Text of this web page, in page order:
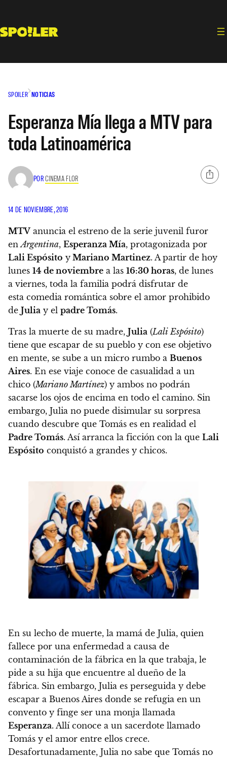
contenido
SPOILER NOTICIAS
Esperanza Mía llega a MTV para
toda Latinoamérica
PORCINEMA FLOR
14 DE NOVIEMBRE, 2016
MTVanuncia el estreno de la serie juvenil furor
enArgentina, Esperanza Mía, protagonizada por
Lali Espósito y Mariano Martinez. A partir de hoy
lunes 14 de noviembre a las 16:30 horas, de lunes
a viernes, toda la familia podrá disfrutar de
esta comedia romántica sobre el amor prohibido
de Julia y el padre Tomás.
Tras la muerte de su madre, Julia (Lali Espósito)
tiene que escapar de su pueblo y con ese objetivo
en mente, se sube a un micro rumbo a Buenos
Aires. En ese viaje conoce de casualidad a un
chico (Mariano Martínez) y ambos no podrán
sacarse los ojos de encima en todo el camino. Sin
embargo, Julia no puede disimular su sorpresa
cuando descubre que Tomás es en realidad el
Padre Tomás. Así arranca la ficción con la que Lali
Espósito conquistó a grandes y chicos.
En su lecho de muerte, la mamá de Julia, quien
fallece por una enfermedad a causa de
contaminación de la fábrica en la que trabaja, le
pide a su hija que encuentre al dueño de la
fábrica. Sin embargo, Julia es perseguida y debe
escapar a Buenos Aires donde se refugia en un
convento y finge ser una monja llamada
Esperanza. Allí conoce a un sacerdote llamado
Tomás y el amor entre ellos crece.
Desafortunadamente, Julia no sabe que Tomás no